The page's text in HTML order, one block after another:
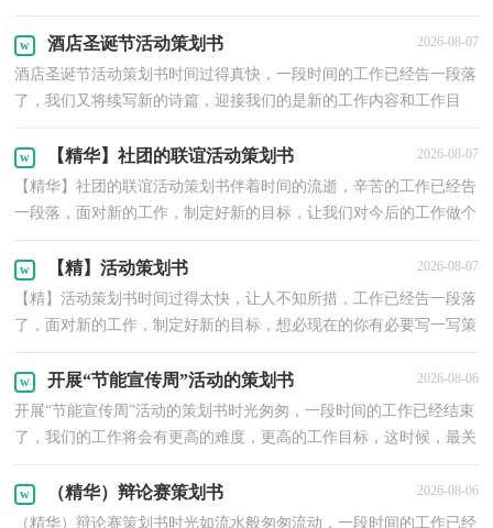
酒店圣诞节活动策划书 2026-08-07
酒店圣诞节活动策划书时间过得真快，一段时间的工作已经告一段落
了，我们又将续写新的诗篇，迎接我们的是新的工作内容和工作目
【精华】社团的联谊活动策划书 2026-08-07
【精华】社团的联谊活动策划书伴着时间的流逝，辛苦的工作已经告
一段落，面对新的工作，制定好新的目标，让我们对今后的工作做个
【精】活动策划书 2026-08-07
【精】活动策划书时间过得太快，让人不知所措，工作已经告一段落
了，面对新的工作，制定好新的目标，想必现在的你有必要写一写策
开展“节能宣传周”活动的策划书 2026-08-06
开展“节能宣传周”活动的策划书时光匆匆，一段时间的工作已经结束
了，我们的工作将会有更高的难度，更高的工作目标，这时候，最关
（精华）辩论赛策划书 2026-08-06
（精华）辩论赛策划书时光如流水般匆匆流动，一段时间的工作已经